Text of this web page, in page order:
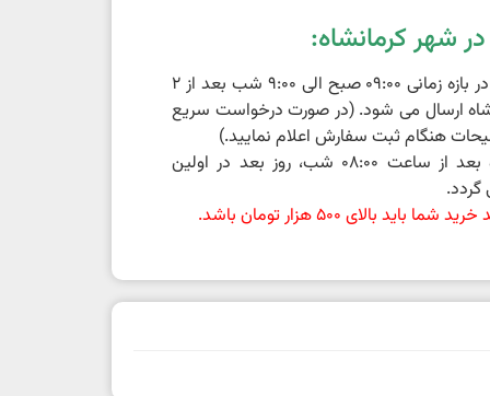
شهر کرمانشاه:
سفارشات ثبت شده در بازه زمانی 09:00 صبح الی 9:00 شب بعد از 2
ارسال می شود. (در صورت درخواست سریع
هنگام ثبت سفارش اعلام نمایید.)
سفارشات ثبت شده بعد از ساعت 08:00 شب، روز بعد در اولین
بالای 500 هزار تومان باشد.